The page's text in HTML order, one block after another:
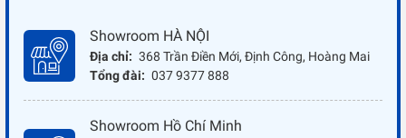
Showroom HÀ NỘI
Địa chỉ: 368 Trần Điền Mới, Định Công, Hoàng Mai
Tổng đài: 037 9377 888
Showroom Hồ Chí Minh